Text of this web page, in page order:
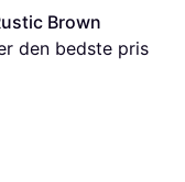
Brown
den bedste pris